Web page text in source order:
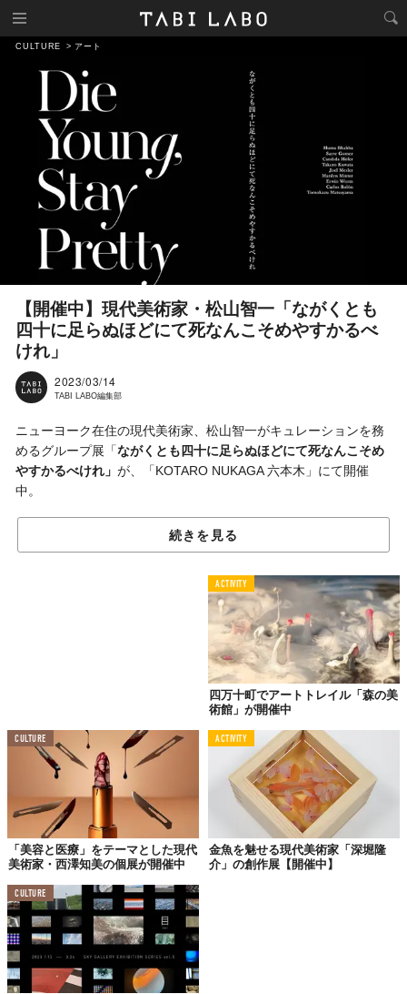
CULTURE アート
【開催中】現代美術家・松山智一「ながくとも
四十に足らぬほどにて死なんこそめやすかるべ
けれ」
2023/03/14
TABI LABO編集部
ニューヨーク在住の現代美術家、松山智一がキュレーションを務
めるグループ展「ながくとも四十に足らぬほどにて死なんこそめ
やすかるべけれ」 が、「KOTARO NUKAGA 六本木」にて開催
中。
会期は4月28日（金）まで。
続きを見る
ACTIVITY
四万十町でアートトレイル「森の美
術館」が開催中
CULTURE
「美容と医療」をテーマとした現代
美術家・西澤知美の個展が開催中
ACTIVITY
金魚を魅せる現代美術家「深堀隆
介」の創作展【開催中】
CULTURE